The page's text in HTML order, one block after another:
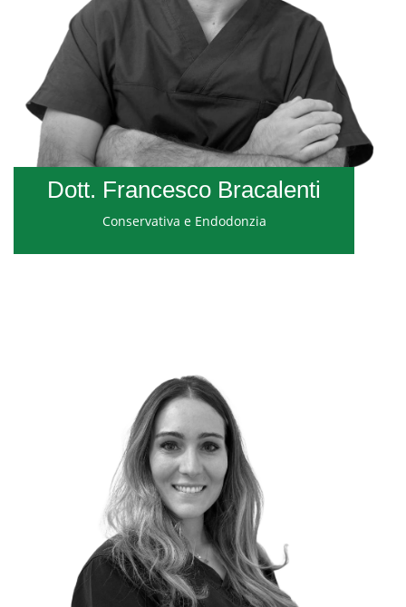
Dott. Francesco Bracalenti
Conservativa e Endodonzia